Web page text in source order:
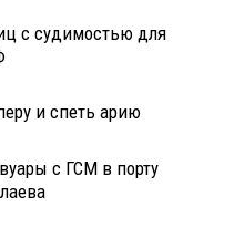
с судимостью для
и спеть арию
с ГСМ в порту